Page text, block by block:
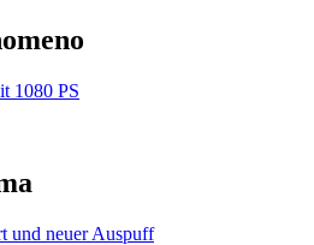
1080 PS
und neuer Auspuff